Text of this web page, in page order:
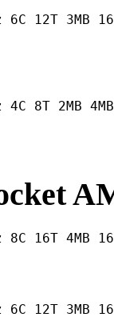
6C 12T 3MB
4C 8T 2MB
8C 16T 4MB
6C 12T 3MB